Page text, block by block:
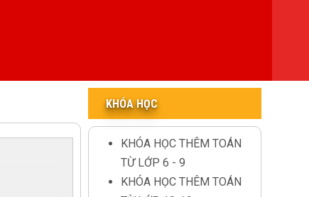
KHÓA HỌC
KHÓA HỌC THÊM TOÁN
TỪ LỚP 6 - 9
KHÓA HỌC THÊM TOÁN